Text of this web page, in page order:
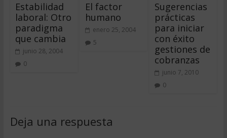
Estabilidad
laboral: Otro
paradigma
que cambia
junio 28, 2004
0
El factor
humano
enero 25, 2004
5
Sugerencias
prácticas
para iniciar
con éxito
gestiones de
cobranzas
junio 7, 2010
0
Deja una respuesta